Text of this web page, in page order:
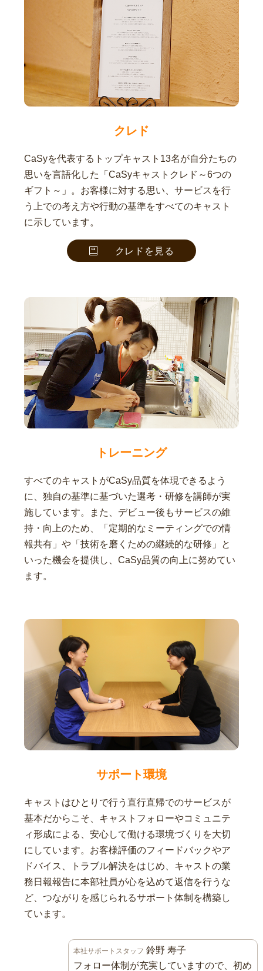
クレド
CaSyを代表するトップキャスト13名が自分たちの
思いを言語化した「CaSyキャストクレド～6つの
ギフト～」。お客様に対する思い、サービスを行
う上での考え方や行動の基準をすべてのキャスト
に示しています。
クレドを見る
トレーニング
すべてのキャストがCaSy品質を体現できるよう
に、独自の基準に基づいた選考・研修を講師が実
施しています。また、デビュー後もサービスの維
持・向上のため、「定期的なミーティングでの情
報共有」や「技術を磨くための継続的な研修」と
いった機会を提供し、CaSy品質の向上に努めてい
ます。
サポート環境
キャストはひとりで行う直行直帰でのサービスが
基本だからこそ、キャストフォローやコミュニテ
ィ形成による、安心して働ける環境づくりを大切
にしています。お客様評価のフィードバックやア
ドバイス、トラブル解決をはじめ、キャストの業
務日報報告に本部社員が心を込めて返信を行うな
ど、つながりを感じられるサポート体制を構築し
ています。
本社サポートスタッフ 鈴野 寿子
フォロー体制が充実していますので、初め